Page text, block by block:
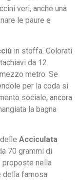
veri, anche una
le paure e
in stoffa. Colorati
da 12
metro. Se
per la coda si
sociale, ancora
la bagna
Acciculata
70 grammi di
nella
della famosa